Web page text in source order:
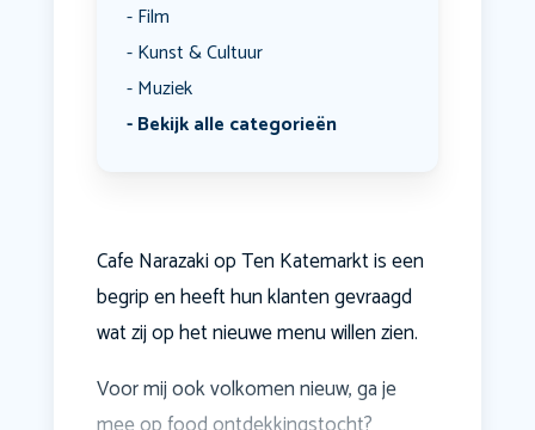
Film
Kunst & Cultuur
Muziek
Bekijk alle categorieën
Cafe Narazaki op Ten Katemarkt is een
begrip en heeft hun klanten gevraagd
wat zij op het nieuwe menu willen zien.
Voor mij ook volkomen nieuw, ga je